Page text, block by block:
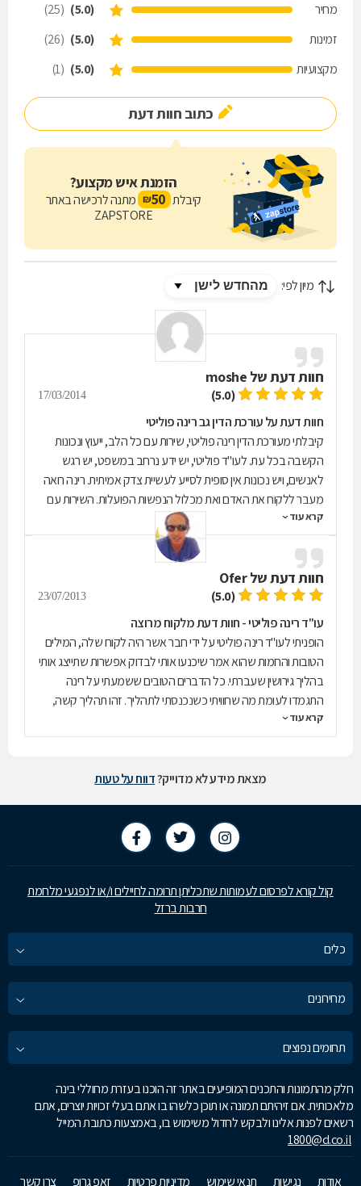
מחיר
(5.0)
(25)
זמינות
(5.0)
(26)
מקצועיות
(5.0)
(1)
כתוב חוות דעת
הזמנת איש מקצוע?
קיבלת 50
₪ מתנה לרכישה באתר
ZAPSTORE
מיון לפי:
חוות דעת של moshe
(5.0)
17/03/2014
חוות דעת על עורכת הדין גב רינה פוליטי
קיבלתי מעורכת הדין רינה פוליטי, שירות עם כל הלב, ייעוץ ונכונות
הקשבה בכל עת. לעו"ד פוליטי, יש ידע נרחב במשפט, יש רגש
לאנשים, ויש נכונות אין סופית לסייע לעשיית צדק אמיתית. רינה רואה
מעבר ללקוח את האדם ואת מכלול הנפשות הפועלות. השירות עם
חיוך נחישות ומכוון לקוח. מ
קרא עוד
חוות דעת שלOfer
(5.0)
23/07/2013
עו"ד רינה פוליטי - חוות דעת מלקוח מרוצה
הופניתי לעו"ד רינה פוליטי על ידי חבר אשר היה לקוח שלה, המילים
הטובות והחמות שהוא אמר שיכנעו אותי לבדוק אפשרות שתייצג אותי
בהליך גירושין שעברתי. כל הדברים הטובים ששמעתי על רינה
התגמדו לעומת מה שחוויתי כשנכנסתי לתהליך. זהו תהליך קשה,
נפשית בעיקר, אבל רינה, באופיה הקשיבה, תמכה ועזרה בכל
שלבי התהליך. תמיד ידעה להגיד את הדברים הנכונים כדי להרגיע
את טובת הילדים לנגד עיניה והלכה איתי וידעה להתכוונן לפי הצרכים
וגם בסופי שבוע. תמיד היתה שם לתמוך ולעזור. הייתי רוצה גם לציין
לטובה את כל עובדיה במשרד ואת הפקידות על התמיכה והשירותיות
הרבה שהפגינו. ממליץ בחום
קרא עוד
מצאת מידע לא מדוייק?דווח על טעות
קול קורא לפרסום לעמותות שתכליתן תרומה לחיילים ו/או לנפגעי מלחמת
חרבות ברזל
כלים
מחירונים
תחומים נפוצים
חלק מהתמונות והתכנים המופיעים באתר זה הוכנו בעזרת מחוללי בינה
מלאכותית. אם זיהיתם תמונה או תוכן כלשהו בו אתם בעלי זכויות יוצרים, אתם
רשאים לפנות אלינו ולבקש לחדול משימוש בו, באמצעות כתובת המייל
1800@d.co.il
אודות נגישות תנאי שימוש מדיניות פרטיות זאפ גרופ צרו קשר